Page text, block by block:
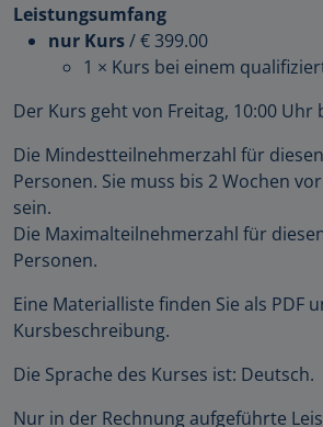
Leistungsumfang
nur Kurs/€ 399.00
1 × Kurs bei einem
Der Kurs geht von Freitag, 10:00 Uhr
Die Mindestteilnehmerzahl für
Personen. Sie muss bis 2 Wochen
sein.
Die Maximalteilnehmerzahl für
Personen.
Eine Materialliste finden Sie als PDF
Kursbeschreibung.
Die Sprache des Kurses ist: Deutsch.
Nur in der Rechnung aufgeführte